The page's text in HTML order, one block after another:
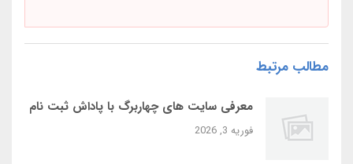
مطالب مرتبط
معرفی سایت‌ های چهاربرگ با پاداش ثبت‌ نام
فوریه 3, 2026